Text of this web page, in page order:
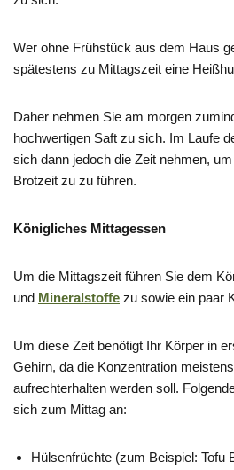
Wer ohne Frühstück aus dem Haus
spätestens zu Mittagszeit eine
Daher nehmen Sie am morgen
hochwertigen Saft zu sich. Im Laufe
sich dann jedoch die Zeit nehmen,
Brotzeit zu zu führen.
Königliches Mittagessen
Um die Mittagszeit führen Sie dem
und Mineralstoffe zu sowie ein paar
Um diese Zeit benötigt Ihr Körper in
Gehirn, da die Konzentration
aufrechterhalten werden soll.
sich zum Mittag an:
Hülsenfrüchte (zum Beispiel: Tofu